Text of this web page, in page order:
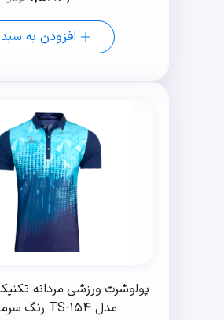
افزودن به سبد
مدل TS-154 رنگ سرمه ای